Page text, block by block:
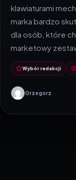
klawiaturami
marka bardzo
dla osób, które
marketowy
Wybór redakcji
Grzegorz